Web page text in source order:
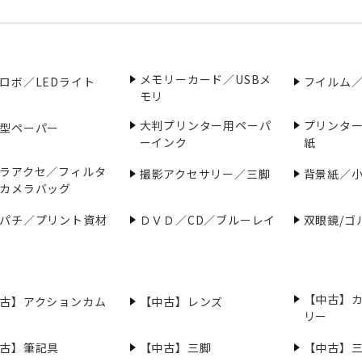
ボ／LEDライト
メモリーカード／USBメ
モリ
フイルム
ペーパー
大判プリンター用ペーパ
ーインク
プリンタ
紙
アクセ／フィルタ
メラバッグ
撮影アクセサリー／三脚 背景紙／
チ／プリント資材 ＤＶＤ／CD／ブルーレイ 双眼鏡/ゴ
】アクションカム 【中古】レンズ
【中古】
リー
】筆記具
【中古】三脚 【中古】